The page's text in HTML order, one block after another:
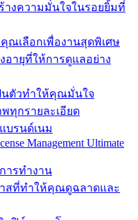
างความมั่นใจในรอยยิ้มที่
ณเลือกเพื่องานสุดพิเศษ
ายุที่ให้การดูแลอย่าง
นตัวทำให้คุณมั่นใจ
ทุกรายละเอียด
บรนด์เนม
Management Ultimate
ารทำงาน
สที่ทำให้คุณดูฉลาดและ